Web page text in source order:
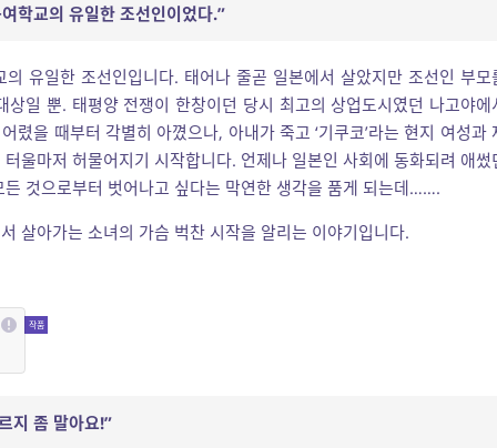
학교의 유일한 조선인이었다.”
의 유일한 조선인입니다. 태어나 줄곧 일본에서 살았지만 조선인 부모
일 뿐. 태평양 전쟁이 한창이던 당시 최고의 상업도시였던 나고야에
렸을 때부터 각별히 아꼈으나, 아내가 죽고 ‘기쿠코’라는 현지 여성과
울마저 허물어지기 시작합니다. 언제나 일본인 사회에 동화되려 애썼
것으로부터 벗어나고 싶다는 막연한 생각을 품게 되는데…….
살아가는 소녀의 가슴 벅찬 시작을 알리는 이야기입니다.
지 좀 말아요!”